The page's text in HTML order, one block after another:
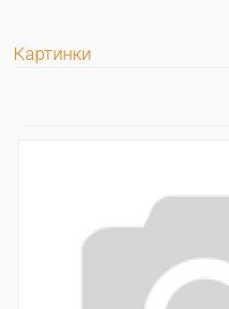
Картинки